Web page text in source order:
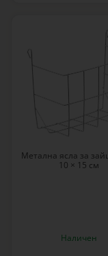
Метална ясла за
10 × 15 см
Наличен